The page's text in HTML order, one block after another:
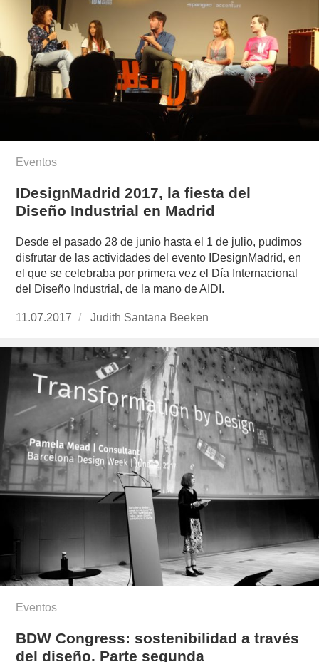
Eventos
IDesignMadrid 2017, la fiesta del
Diseño Industrial en Madrid
Desde el pasado 28 de junio hasta el 1 de julio, pudimos
disfrutar de las actividades del evento IDesignMadrid, en
el que se celebraba por primera vez el Día Internacional
del Diseño Industrial, de la mano de AIDI.
Publicado
11.07.2017
https://www.experimenta.es/author/judith-
beeken/
Judith Santana Beeken
Eventos
BDW Congress: sostenibilidad a través
del diseño. Parte segunda